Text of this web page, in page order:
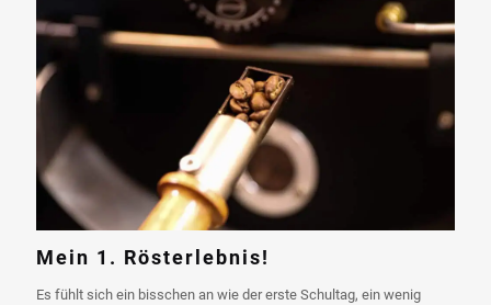
Mein 1. Rösterlebnis!
Es fühlt sich ein bisschen an wie der erste Schultag, ein wenig